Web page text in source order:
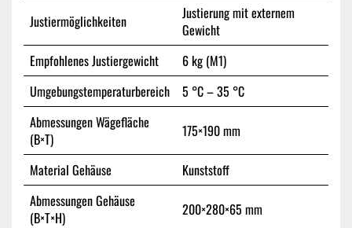
Justiermöglichkeiten
Justierung mit externem
Gewicht
Empfohlenes Justiergewicht
6 kg (M1)
Umgebungstemperaturbereich
5 °C – 35 °C
Abmessungen Wägefläche
(B×T)
175×190 mm
Material Gehäuse
Kunststoff
Abmessungen Gehäuse
(B×T×H)
200×280×65 mm